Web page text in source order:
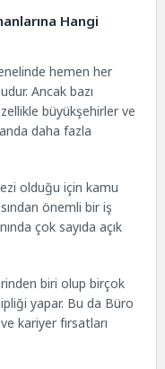
Hangi
hemen her
Ancak bazı
büyükşehirler ve
daha fazla
olduğu için kamu
önemli bir iş
çok sayıda açık
biri olup birçok
yapar. Bu da Büro
kariyer fırsatları